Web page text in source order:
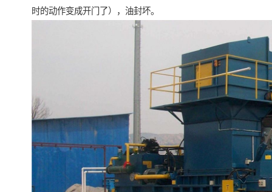
时的动作变成开门了），油封坏。